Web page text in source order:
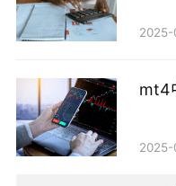
制。工行关闭贵金属开
者，提高其对贵金属投
停相关交易，促使投资
了解市场的复杂性和潜
4. 市场竞争加剧
2025-
mt4